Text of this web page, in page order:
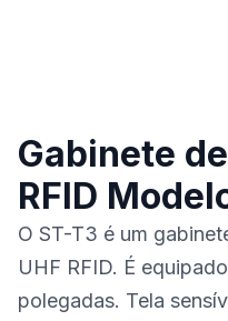
Gabinete
RFID
O ST-T3 é um
UHF RFID. É
polegadas. Tela